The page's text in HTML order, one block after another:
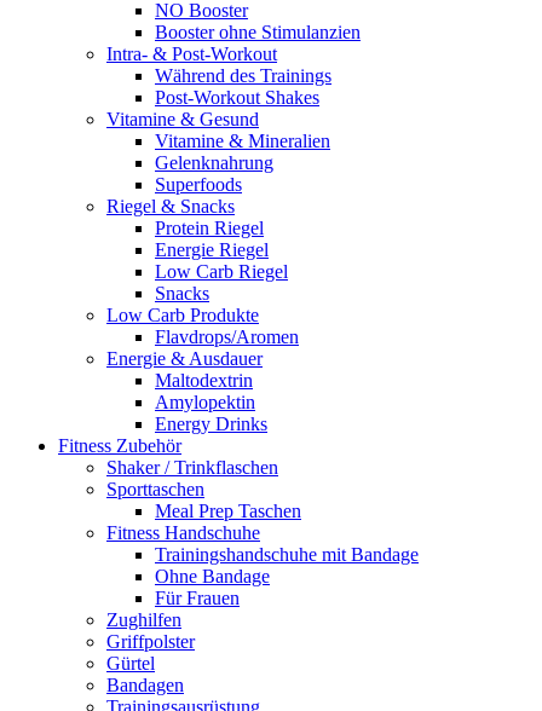
NO Booster
Booster ohne Stimulanzien
Intra- & Post-Workout
Während des Trainings
Post-Workout Shakes
Vitamine & Gesund
Vitamine & Mineralien
Gelenknahrung
Superfoods
Riegel & Snacks
Protein Riegel
Energie Riegel
Low Carb Riegel
Snacks
Low Carb Produkte
Flavdrops/Aromen
Energie & Ausdauer
Maltodextrin
Amylopektin
Energy Drinks
Fitness Zubehör
Shaker / Trinkflaschen
Sporttaschen
Meal Prep Taschen
Fitness Handschuhe
Trainingshandschuhe mit Bandage
Ohne Bandage
Für Frauen
Zughilfen
Griffpolster
Gürtel
Bandagen
Trainingsausrüstung